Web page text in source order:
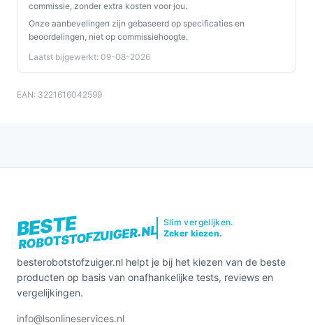
commissie, zonder extra kosten voor jou.
Onze aanbevelingen zijn gebaseerd op specificaties en
beoordelingen, niet op commissiehoogte.
Laatst bijgewerkt: 09-08-2026
EAN: 3221616042599
BESTE
ROBOTSTOFZUIGER.NL
Slim vergelijken.
Zeker kiezen.
besterobotstofzuiger.nl helpt je bij het kiezen van de beste
producten op basis van onafhankelijke tests, reviews en
vergelijkingen.
info@lsonlineservices.nl